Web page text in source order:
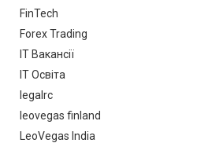
FinTech
Forex Trading
IT Вакансії
IT Освіта
legalrc
leovegas finland
LeoVegas India